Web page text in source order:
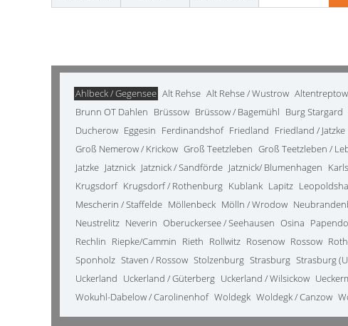
Ahlbeck / Gegensee Alt Rehse Alt Rehse / Wustrow Altentreptow
Brunn OT Dahlen Brüssow Brüssow / Bagemühl Burg Stargard
Ducherow Eggesin Ferdinandshof Friedland Friedland / Jatzke
Groß Nemerow / Krickow Groß Teetzleben Groß Teetzleben /
Jatzke Jatznick Jatznick / Sandförde Jatznick/ Blumenhagen
Krugsdorf Krugsdorf / Rothenburg Kublank Lapitz
Mescherin / Staffelde Möllenbeck Mölln / Wrodow
Neustrelitz Neverin Oberuckersee / Seehausen Osina
Rechlin Riepke/Cammin Rieth Rollwitz Rosenow Rossow
Sponholz Staven / Rossow Stolzenburg Strasburg Strasburg
Uckerland Uckerland / Güterberg Uckerland / Wilsickow
Wokuhl-Dabelow / Carolinenhof Woldegk Woldegk / Canzow